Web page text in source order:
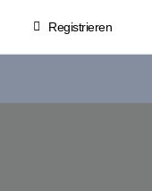
Registrieren